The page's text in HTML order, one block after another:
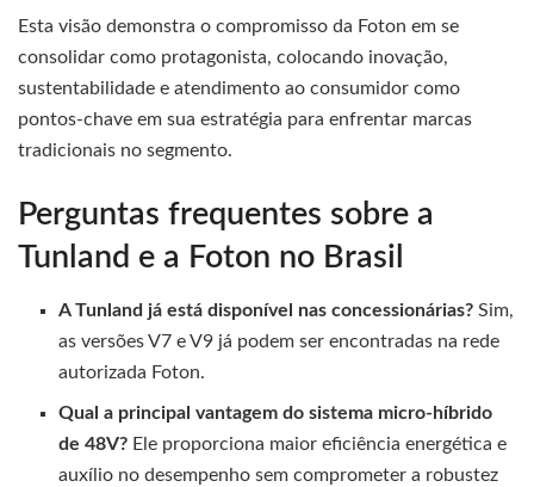
Esta visão demonstra o compromisso da Foton em se
consolidar como protagonista, colocando inovação,
sustentabilidade e atendimento ao consumidor como
pontos-chave em sua estratégia para enfrentar marcas
tradicionais no segmento.
Perguntas frequentes sobre a
Tunland e a Foton no Brasil
A Tunland já está disponível nas concessionárias? Sim,
as versões V7 e V9 já podem ser encontradas na rede
autorizada Foton.
Qual a principal vantagem do sistema micro-híbrido
de 48V? Ele proporciona maior eficiência energética e
auxílio no desempenho sem comprometer a robustez